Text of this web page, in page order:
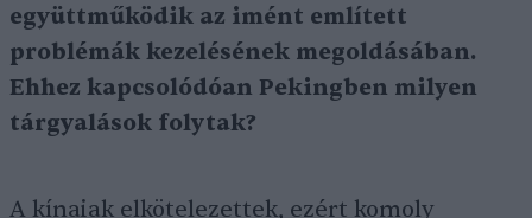
együttműködik az imént említett
problémák kezelésének megoldásában.
Ehhez kapcsolódóan Pekingben milyen
tárgyalások folytak?
A kínaiak elkötelezettek, ezért komoly